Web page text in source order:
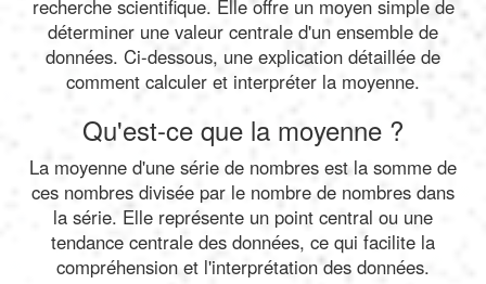
recherche scientifique. Elle offre un moyen simple de
déterminer une valeur centrale d'un ensemble de
données. Ci-dessous, une explication détaillée de
comment calculer et interpréter la moyenne.
Qu'est-ce que la moyenne ?
La moyenne d'une série de nombres est la somme de
ces nombres divisée par le nombre de nombres dans
la série. Elle représente un point central ou une
tendance centrale des données, ce qui facilite la
compréhension et l'interprétation des données.